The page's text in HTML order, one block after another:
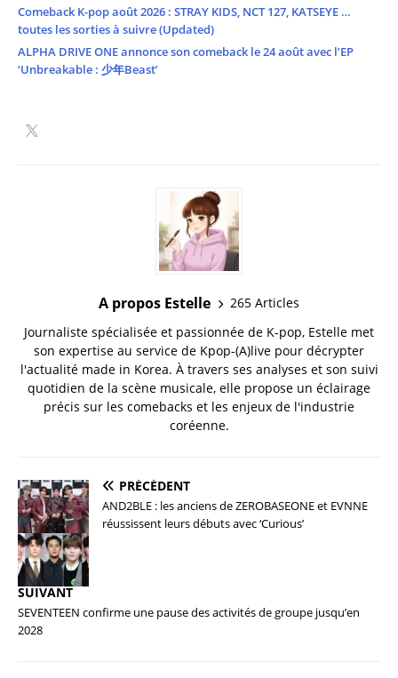
Comeback K-pop août 2026 : STRAY KIDS, NCT 127, KATSEYE …
toutes les sorties à suivre (Updated)
ALPHA DRIVE ONE annonce son comeback le 24 août avec l’EP
‘Unbreakable : 少年Beast’
A propos Estelle
265 Articles
Journaliste spécialisée et passionnée de K-pop, Estelle met
son expertise au service de Kpop-(A)live pour décrypter
l'actualité made in Korea. À travers ses analyses et son suivi
quotidien de la scène musicale, elle propose un éclairage
précis sur les comebacks et les enjeux de l'industrie
coréenne.
PRÉCÉDENT
AND2BLE : les anciens de ZEROBASEONE et EVNNE
réussissent leurs débuts avec ‘Curious’
SUIVANT
SEVENTEEN confirme une pause des activités de groupe jusqu’en
2028